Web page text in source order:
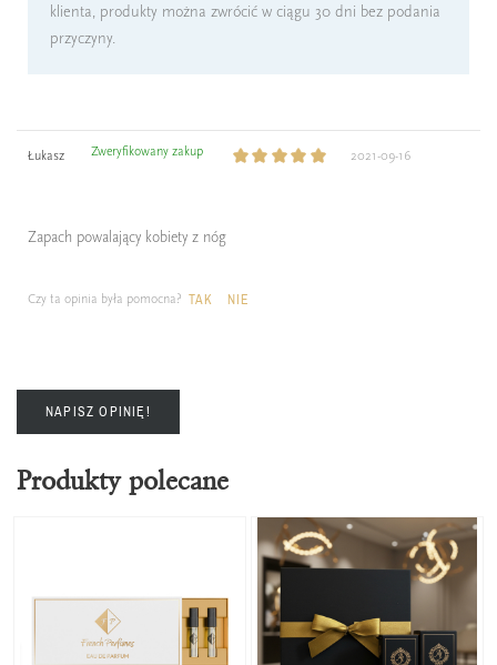
klienta, produkty można zwrócić w ciągu 30 dni bez podania
przyczyny.
Łukasz Zweryfikowany zakup 2021-09-16
Zapach powalający kobiety z nóg
Czy ta opinia była pomocna? TAK NIE
NAPISZ OPINIĘ!
Produkty polecane